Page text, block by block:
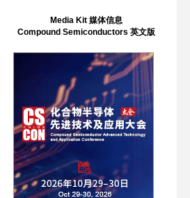
Media Kit 媒体信息
Compound Semiconductors 英文版